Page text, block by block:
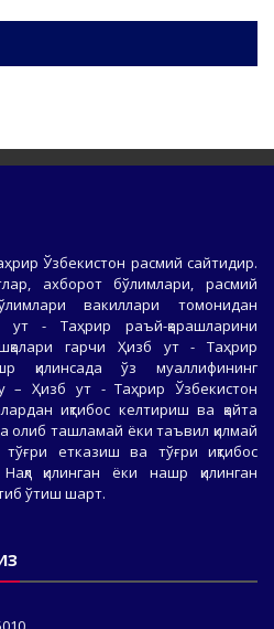
Ўзбекистон расмий сайтидир.
ахборот бўлимлари, расмий
вакиллари томонидан
ут - Таҳрир раъй-қарашларини
гарчи Ҳизб ут - Таҳрир
қилинсада ўз муаллифининг
– Ҳизб ут - Таҳрир Ўзбекистон
иқтибос келтириш ва қайта
олиб ташламай ёки таъвил қилмай
етказиш ва тўғри иқтибос
қилинган ёки нашр қилинган
ўтиш шарт.